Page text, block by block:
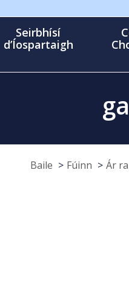
Seirbhísí
d’Íospartaigh
Baile Fúinn Ár